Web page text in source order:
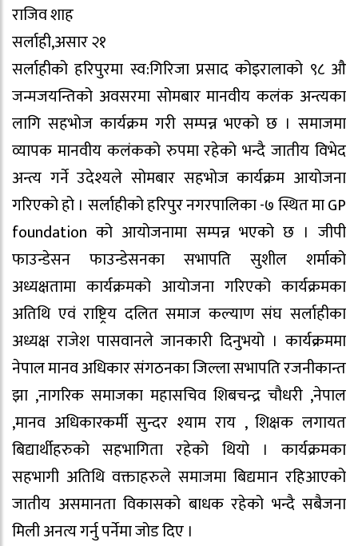
राजिव शाह
सर्लाही,असार २१
सर्लाहीको हरिपुरमा स्व:गिरिजा प्रसाद कोइरालाको ९८ औ
जन्मजयन्तिको अवसरमा सोमबार मानवीय कलंक अन्त्यका
लागि सहभोज कार्यक्रम गरी सम्पन्न भएको छ । समाजमा
व्यापक मानवीय कलंकको रुपमा रहेको भन्दै जातीय विभेद
अन्त्य गर्ने उदेश्यले सोमबार सहभोज कार्यक्रम आयोजना
गरिएको हो । सर्लाहीको हरिपुर नगरपालिका -७ स्थित मा GP
foundation को आयोजनामा सम्पन्न भएको छ । जीपी
फाउन्डेसन फाउन्डेसनका सभापति सुशील शर्माको
अध्यक्षतामा कार्यक्रमको आयोजना गरिएको कार्यक्रमका
अतिथि एवं राष्ट्रिय दलित समाज कल्याण संघ सर्लाहीका
अध्यक्ष राजेश पासवानले जानकारी दिनुभयो । कार्यक्रममा
नेपाल मानव अधिकार संगठनका जिल्ला सभापति रजनीकान्त
झा ,नागरिक समाजका महासचिव शिबचन्द्र चौधरी ,नेपाल
,मानव अधिकारकर्मी सुन्दर श्याम राय , शिक्षक लगायत
बिद्यार्थीहरुको सहभागिता रहेको थियो । कार्यक्रमका
सहभागी अतिथि वक्ताहरुले समाजमा बिद्यमान रहिआएको
जातीय असमानता विकासको बाधक रहेको भन्दै सबैजना
मिली अनत्य गर्नु पर्नेमा जोड दिए ।